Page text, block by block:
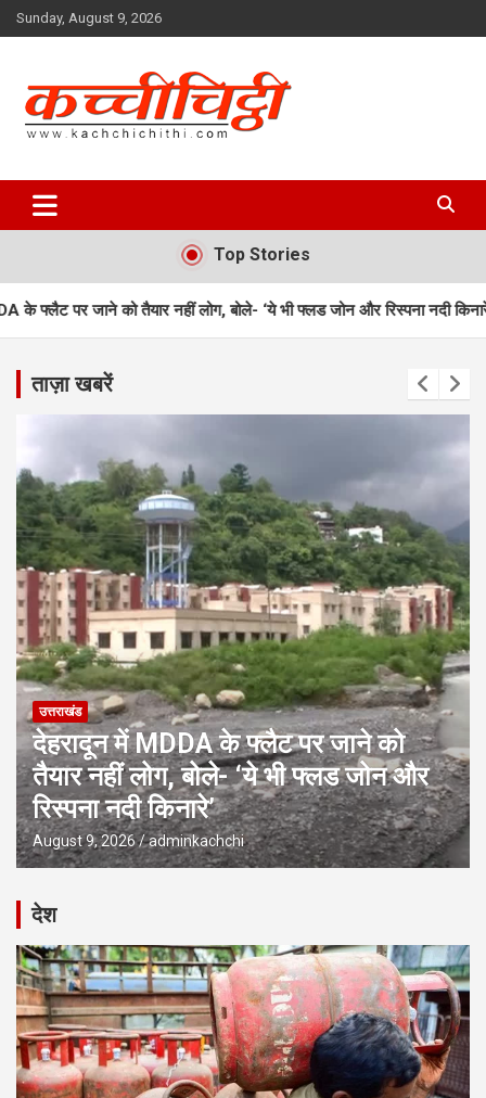
Skip
to
Sunday, August 9, 2026
Kachchichithi
Top Stories
नहीं लोग, बोले- ‘ये भी फ्लड जोन और रिस्पना नदी किनारे’ उत्तराखंड में शुरू
ताज़ा खबरें
उत्तराखंड
देहरादून में MDDA के फ्लैट पर जाने को
तैयार नहीं लोग, बोले- ‘ये भी फ्लड जोन और
रिस्पना नदी किनारे’
August 9, 2026 adminkachchi
देश